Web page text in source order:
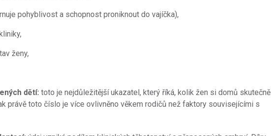
pohyblivost a schopnost proniknout do vajíčka),
ženy,
dětí: toto je nejdůležitější ukazatel, který říká, kolik žen si domů skutečně
právě toto číslo je více ovlivněno věkem rodičů než faktory souvisejícími s